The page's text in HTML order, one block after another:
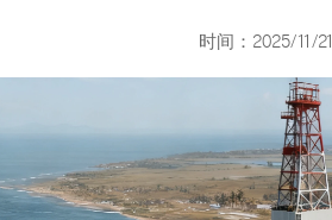
时间：2025/11/21